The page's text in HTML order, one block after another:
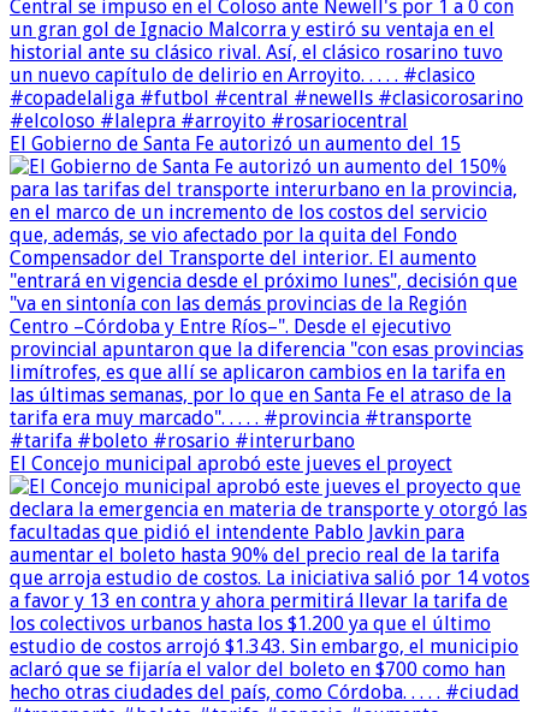
El Gobierno de Santa Fe autorizó un aumento del 15
El Concejo municipal aprobó este jueves el proyect